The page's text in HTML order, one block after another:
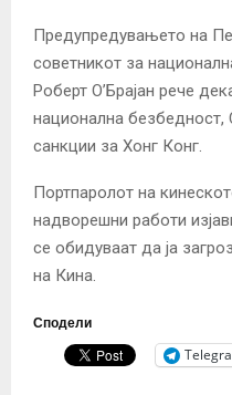
Предупредувањето на
советникот за
Роберт О’Брајан рече
национална
санкции за Хонг Конг.
Портпаролот на
надворешни работи
се обидуваат да ја
на Кина.
Сподели